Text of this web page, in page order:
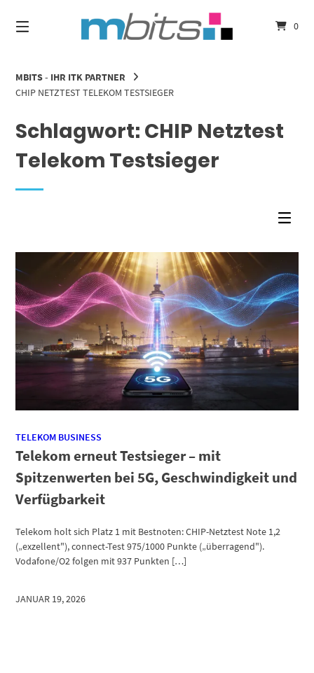
zum
Inhalt
0
MBITS - IHR ITK PARTNER
CHIP NETZTEST TELEKOM TESTSIEGER
Schlagwort: CHIP Netztest
Telekom Testsieger
TELEKOM BUSINESS
Telekom erneut Testsieger – mit
Spitzenwerten bei 5G, Geschwindigkeit und
Verfügbarkeit
Telekom holt sich Platz 1 mit Bestnoten: CHIP-Netztest Note 1,2
(„exzellent"), connect-Test 975/1000 Punkte („überragend").
Vodafone/O2 folgen mit 937 Punkten […]
JANUAR 19, 2026